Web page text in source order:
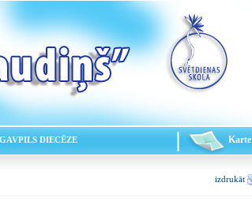
DIECĒZE Karte
izdrukāt